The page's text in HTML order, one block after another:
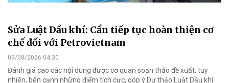
Sửa Luật Dầu khí: Cần tiếp tục hoàn thiện cơ
chế đối với Petrovietnam
09/08/2026 04:30
Đánh giá cao các nội dung được cơ quan soạn thảo đề xuất, tuy
nhiên, bên cạnh những điểm tích cực, góp ý Dự thảo Luật Dầu khí